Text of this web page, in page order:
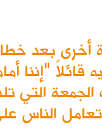
أخرى بعد
"إننا
التي
الناس